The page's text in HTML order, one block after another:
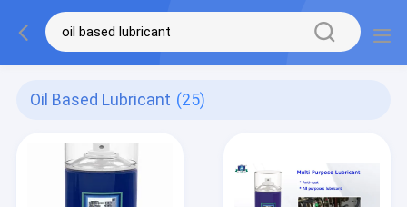
Oil Based Lubricant (25)